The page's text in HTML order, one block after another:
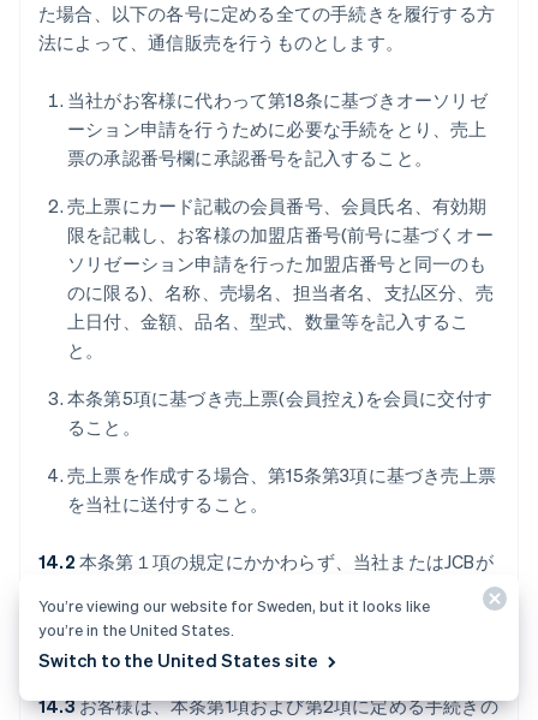
た場合、以下の各号に定める全ての手続きを履行する方
法によって、通信販売を行うものとします。
当社がお客様に代わって第18条に基づきオーソリゼ
ーション申請を行うために必要な手続をとり、売上
票の承認番号欄に承認番号を記入すること。
売上票にカード記載の会員番号、会員氏名、有効期
限を記載し、お客様の加盟店番号(前号に基づくオー
ソリゼーション申請を行った加盟店番号と同一のも
のに限る)、名称、売場名、担当者名、支払区分、売
上日付、金額、品名、型式、数量等を記入するこ
と。
本条第5項に基づき売上票(会員控え)を会員に交付す
ること。
売上票を作成する場合、第15条第3項に基づき売上票
を当社に送付すること。
14.2 本条第１項の規定にかかわらず、当社またはJCBが
別途通信販売の方法を指定し、お客様に通知した場合に
は、お客様は指定された方法により通信販売を行うもの
とします。
14.3お客様は、本条第1項および第2項に定める手続きの
You’re viewing our website for Sweden, but it looks like
you’re in the United States.
Switch to the United States site